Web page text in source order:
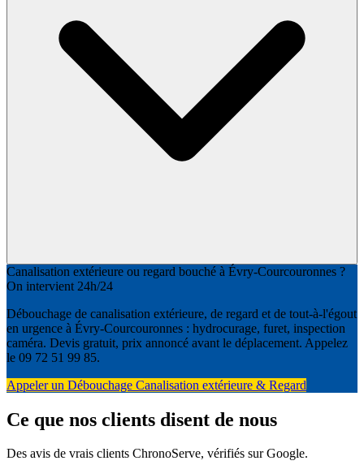
Canalisation extérieure ou regard bouché à Évry-Courcouronnes ?
On intervient 24h/24
Débouchage de canalisation extérieure, de regard et de tout-à-l'égout
en urgence à Évry-Courcouronnes : hydrocurage, furet, inspection
caméra. Devis gratuit, prix annoncé avant le déplacement. Appelez
le 09 72 51 99 85.
Appeler un Débouchage Canalisation extérieure & Regard
Ce que nos clients disent de nous
Des avis de vrais clients ChronoServe, vérifiés sur Google.